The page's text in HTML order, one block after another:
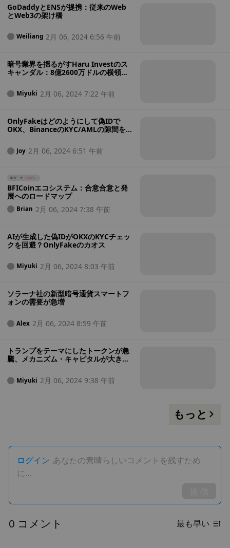
GoDaddyとENSが提携：従来のWeb
とWeb3の架け橋
Weiliang 2月 06, 2024 6:56 午前
暗号業界を揺るがすHaru Investのス
キャンダル：8億2600万ドルの横領事
Miyuki 2月 06, 2024 7:22 午前
OnlyFakeはどのようにして偽IDで
OKX、BinanceのKYC/AMLの隙間をす
Joy 2月 06, 2024 6:51 午前
BFIC 7.46%
BFICoinエコシステム：合意合意と発
展へのロードマップ
Brian 2月 06, 2024 7:38 午前
AIが生成した偽IDがOKXのKYCチェッ
クを回避？OnlyFakeのカオス
Miyuki 2月 06, 2024 8:03 午前
ソラーナ社の新型暗号通貨スマートフ
ォンの需要が急増
Alex 2月 06, 2024 8:59 午前
トランプをテーマにしたトークンが急
騰、メカニズム・キャピタルが大きく
Miyuki 2月 06, 2024 9:38 午前
もっと
ログイン あなたの素晴らしいコメントを残すため
に…
0 コメント 最も早い